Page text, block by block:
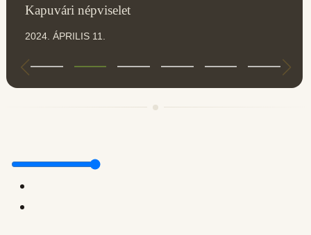
Kapuvári népviselet
2024. ÁPRILIS 11.